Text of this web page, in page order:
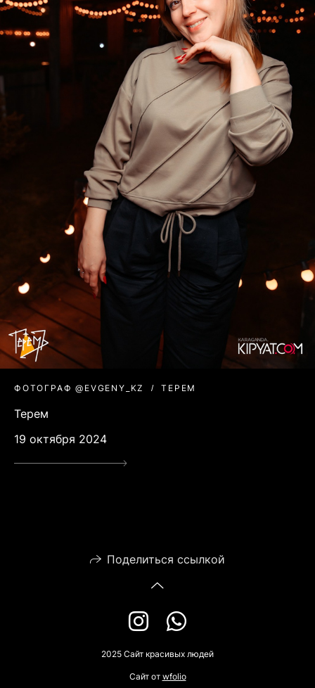
ФОТОГРАФ @EVGENY_KZ ТЕРЕМ
Терем
19 октября 2024
Поделиться ссылкой
2025 Сайт красивых людей
Сайт от wfolio